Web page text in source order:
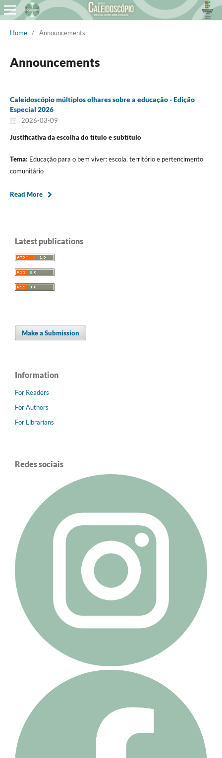
Home / Announcements
Announcements
Caleidoscópio múltiplos olhares sobre a educação - Edição
Especial 2026
2026-03-09
Justificativa da escolha do título e subtítulo
Tema: Educação para o bem viver: escola, território e pertencimento
comunitário
Read More
Latest publications
Make a Submission
Information
For Readers
For Authors
For Librarians
Redes sociais